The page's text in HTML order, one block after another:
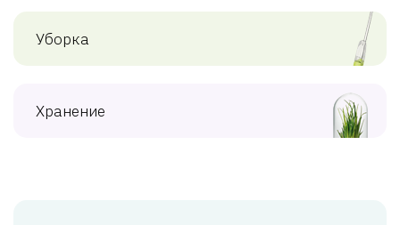
Уборка
Хранение